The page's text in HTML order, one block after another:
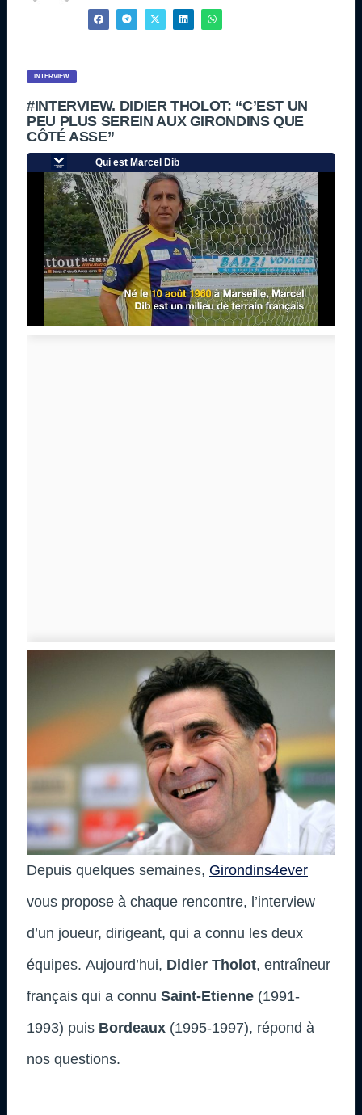
INTERVIEW
#INTERVIEW. DIDIER THOLOT: “C’EST UN
PEU PLUS SEREIN AUX GIRONDINS QUE
CÔTÉ ASSE”
Depuis quelques semaines, Girondins4ever
vous propose à chaque rencontre, l’interview
d’un joueur, dirigeant, qui a connu les deux
équipes. Aujourd’hui, Didier Tholot, entraîneur
français qui a connu Saint-Etienne (1991-
1993) puis Bordeaux (1995-1997), répond à
nos questions.